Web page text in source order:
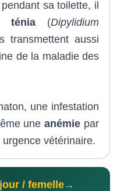
sa toilette, il
ténia (Dipylidium
transmettent aussi
de la maladie des
une infestation
uneanémie par
vétérinaire.
/ femelle→